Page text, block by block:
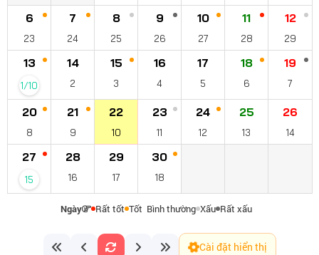
6
23
7
24
8
25
9
26
10
27
11
28
12
29
13
1/10
14
2
15
3
16
4
17
5
18
6
19
7
20
8
21
9
22
10
23
11
24
12
25
13
26
14
27
15
28
16
29
17
30
18
Ngày Rất tốt Tốt Bình thường Xấu Rất xấu
Cài đặt hiển thị